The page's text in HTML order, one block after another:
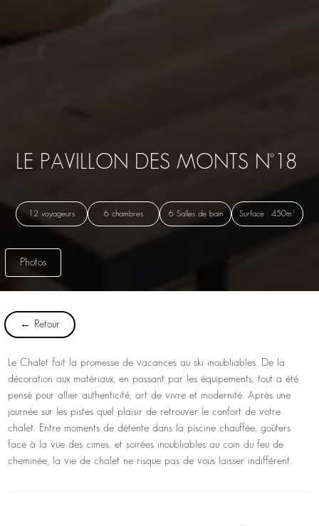
LE PAVILLON DES MONTS N°18
12 voyageurs 6 chambres 6 Salles de bain Surface : 450m²
Photos
← Retour
Le Chalet fait la promesse de vacances au ski inoubliables. De la
décoration aux matériaux, en passant par les équipements, tout a été
pensé pour allier authenticité, art de vivre et modernité. Après une
journée sur les pistes quel plaisir de retrouver le confort de votre
chalet. Entre moments de détente dans la piscine chauffée, goûters
face à la vue des cimes, et soirées inoubliables au coin du feu de
cheminée, la vie de chalet ne risque pas de vous laisser indifférent.